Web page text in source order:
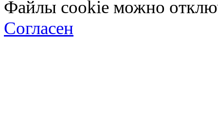
Файлы cookie можно
Согласен